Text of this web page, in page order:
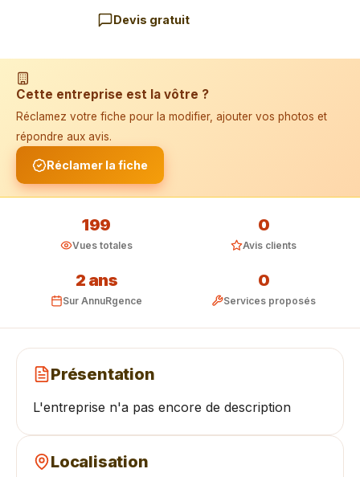
Devis gratuit
Cette entreprise est la vôtre ?
Réclamez votre fiche pour la modifier, ajouter vos photos et
répondre aux avis.
Réclamer la fiche
199
Vues totales
0
Avis clients
2 ans
Sur AnnuRgence
0
Services proposés
Présentation
L'entreprise n'a pas encore de description
Localisation